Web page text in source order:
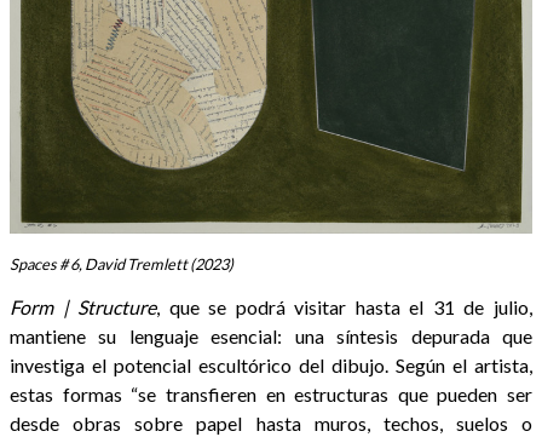
Spaces # 6, David Tremlett (2023)
Form | Structure, que se podrá visitar hasta el 31 de julio,
mantiene su lenguaje esencial: una síntesis depurada que
investiga el potencial escultórico del dibujo. Según el artista,
estas formas “se transfieren en estructuras que pueden ser
desde obras sobre papel hasta muros, techos, suelos o